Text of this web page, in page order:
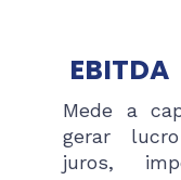
EBITDA
Mede a
gerar
juros,